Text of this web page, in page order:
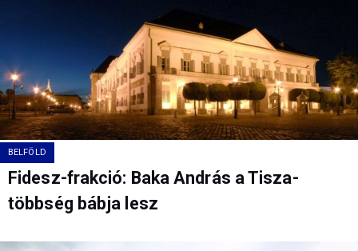
BELFÖLD
Fidesz-frakció: Baka András a Tisza-
többség bábja lesz